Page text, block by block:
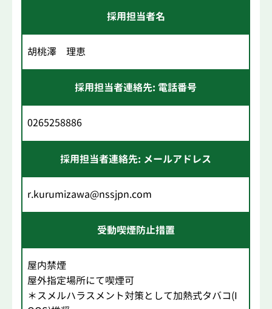
採用担当者名
胡桃澤 理恵
採用担当者連絡先: 電話番号
0265258886
採用担当者連絡先: メールアドレス
r.kurumizawa@nssjpn.com
受動喫煙防止措置
屋内禁煙
屋外指定場所にて喫煙可
＊スメルハラスメント対策として加熱式タバコ(I